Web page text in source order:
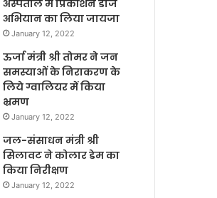
अस्पताल में प्रिकॉशन डोज
अभियान का लिया जायजा
January 12, 2022
ऊर्जा मंत्री श्री तोमर ने जन
समस्याओं के निराकरण के
लिये ग्वालियर में किया
भ्रमण
January 12, 2022
जल-संसाधन मंत्री श्री
सिलावट ने कोलार डेम का
किया निरीक्षण
January 12, 2022